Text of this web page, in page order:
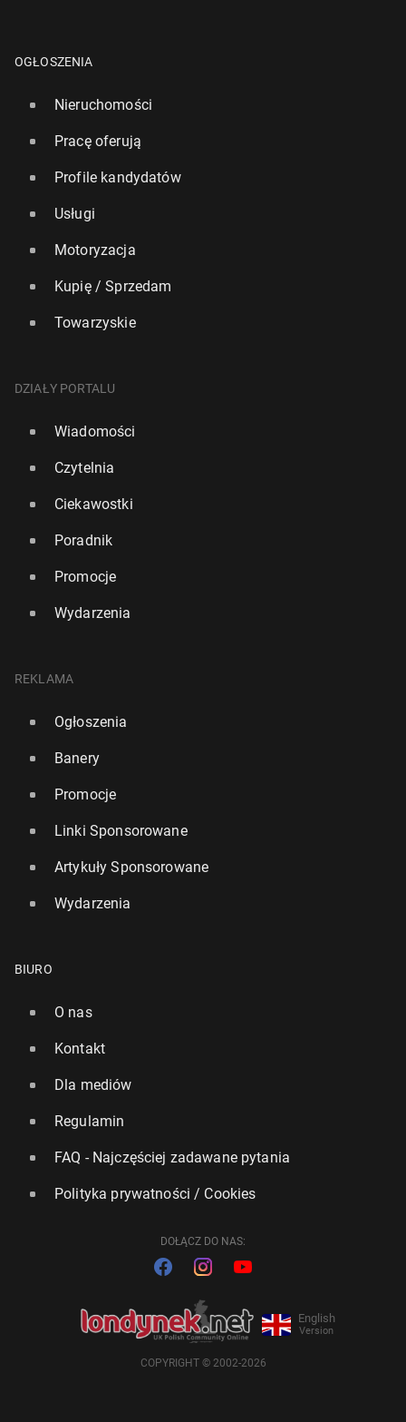
OGŁOSZENIA
Nieruchomości
Pracę oferują
Profile kandydatów
Usługi
Motoryzacja
Kupię / Sprzedam
Towarzyskie
DZIAŁY PORTALU
Wiadomości
Czytelnia
Ciekawostki
Poradnik
Promocje
Wydarzenia
REKLAMA
Ogłoszenia
Banery
Promocje
Linki Sponsorowane
Artykuły Sponsorowane
Wydarzenia
BIURO
O nas
Kontakt
Dla mediów
Regulamin
FAQ - Najczęściej zadawane pytania
Polityka prywatności / Cookies
DOŁĄCZ DO NAS:
English
Version
COPYRIGHT © 2002-2026